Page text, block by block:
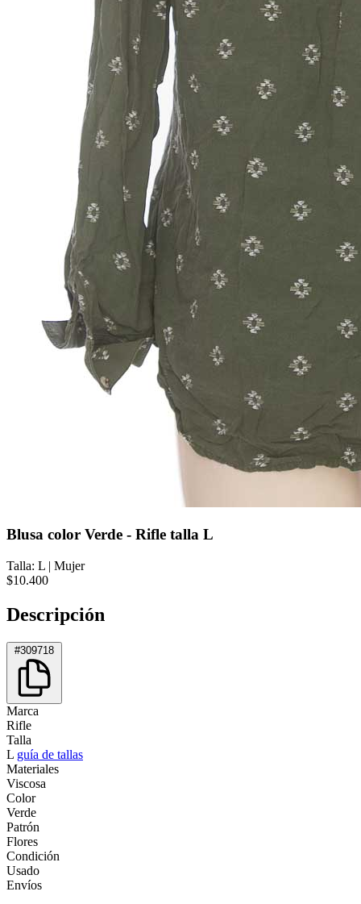
Blusa color Verde - Rifle talla L
Talla: L | Mujer
$10.400
Descripción
#309718
Marca
Rifle
Talla
L guía de tallas
Materiales
Viscosa
Color
Verde
Patrón
Flores
Condición
Usado
Envíos